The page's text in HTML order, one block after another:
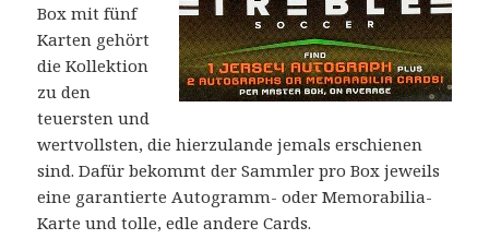
Box mit fünf
Karten gehört
die Kollektion
zu den
teuersten und
wertvollsten, die hierzulande jemals erschienen
sind. Dafür bekommt der Sammler pro Box jeweils
eine garantierte Autogramm- oder Memorabilia-
Karte und tolle, edle andere Cards.